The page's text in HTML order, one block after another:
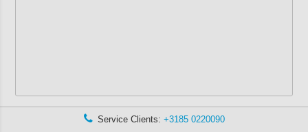
Service Clients: +3185 0220090